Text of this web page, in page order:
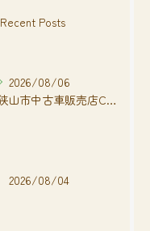
Recent Posts
2026/08/06
狭山市中古車販売店CarShop FACT.🚗
2026/08/04